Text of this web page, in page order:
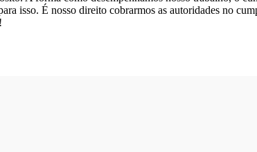
isso. É nosso direito cobrarmos as autoridades no